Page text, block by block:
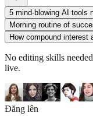
5 mind-blowing AI tools
Morning routine of
How compound interest
No editing skills
live.
Đăng lên